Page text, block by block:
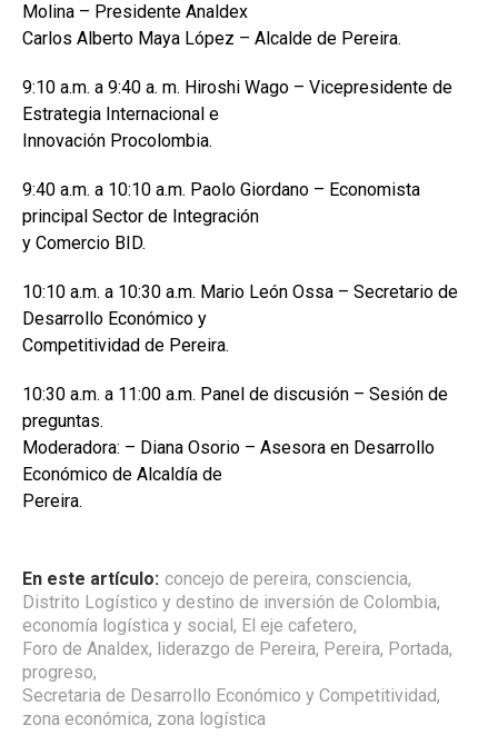
Molina – Presidente Analdex
Carlos Alberto Maya López – Alcalde de Pereira.
9:10 a.m. a 9:40 a. m. Hiroshi Wago – Vicepresidente de
Estrategia Internacional e
Innovación Procolombia.
9:40 a.m. a 10:10 a.m. Paolo Giordano – Economista
principal Sector de Integración
y Comercio BID.
10:10 a.m. a 10:30 a.m. Mario León Ossa – Secretario de
Desarrollo Económico y
Competitividad de Pereira.
10:30 a.m. a 11:00 a.m. Panel de discusión – Sesión de
preguntas.
Moderadora: – Diana Osorio – Asesora en Desarrollo
Económico de Alcaldía de
Pereira.
En este artículo: concejo de pereira, consciencia,
Distrito Logístico y destino de inversión de Colombia,
economía logística y social , El eje cafetero,
Foro de Analdex, liderazgo de Pereira, Pereira, Portada,
progreso,
Secretaria de Desarrollo Económico y Competitividad,
zona económica, zona logística